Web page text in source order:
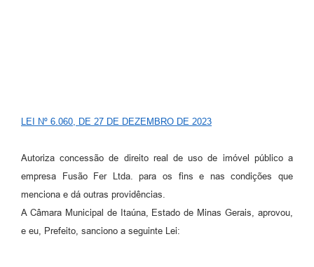
LEI Nº 6.060, DE 27 DE DEZEMBRO DE 2023
Autoriza concessão de direito real de uso de imóvel público a
empresa Fusão Fer Ltda. para os fins e nas condições que
menciona e dá outras providências.
A Câmara Municipal de Itaúna, Estado de Minas Gerais, aprovou,
e eu, Prefeito, sanciono a seguinte Lei: